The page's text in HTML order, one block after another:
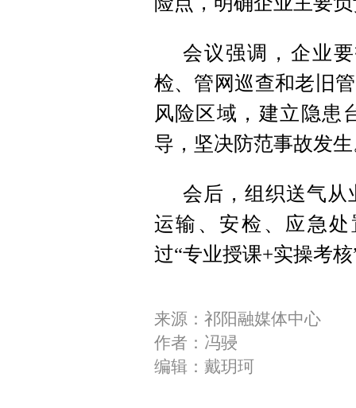
会议强调，企业
检、管网巡查和老旧
风险区域，建立隐患
导，坚决防范事故发
会后，组织送气从
运输、安检、应急
过“专业授课+实操考
来源：祁阳融媒体中心
作者：冯骎
编辑：戴玥珂